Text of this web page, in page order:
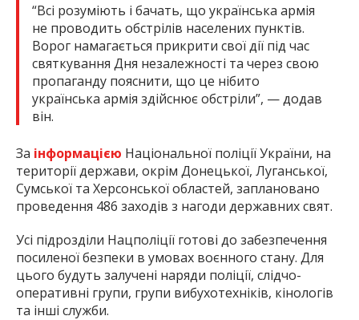
“Всі розуміють і бачать, що українська армія
не проводить обстрілів населених пунктів.
Ворог намагається прикрити свої дії під час
святкування Дня незалежності та через свою
пропаганду пояснити, що це нібито
українська армія здійснює обстріли”, — додав
він.
За інформацією Національної поліції України, на
території держави, окрім Донецької, Луганської,
Сумської та Херсонської областей, заплановано
проведення 486 заходів з нагоди державних свят.
Усі підрозділи Нацполіції готові до забезпечення
посиленої безпеки в умовах воєнного стану. Для
цього будуть залучені наряди поліції, слідчо-
оперативні групи, групи вибухотехніків, кінологів
та інші служби.